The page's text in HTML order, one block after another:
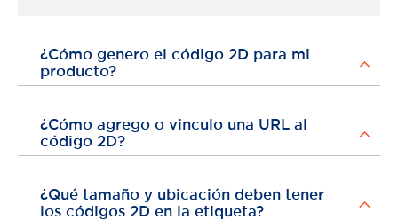
¿Cómo genero el código 2D para mi
producto?
¿Cómo agrego o vinculo una URL al
código 2D?
¿Qué tamaño y ubicación deben tener
los códigos 2D en la etiqueta?